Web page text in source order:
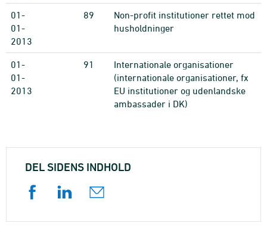
01-
01-
2013
89
Non-profit institutioner rettet mod
husholdninger
01-
01-
2013
91
Internationale organisationer
(internationale organisationer, fx
EU institutioner og udenlandske
ambassader i DK)
DEL SIDENS INDHOLD